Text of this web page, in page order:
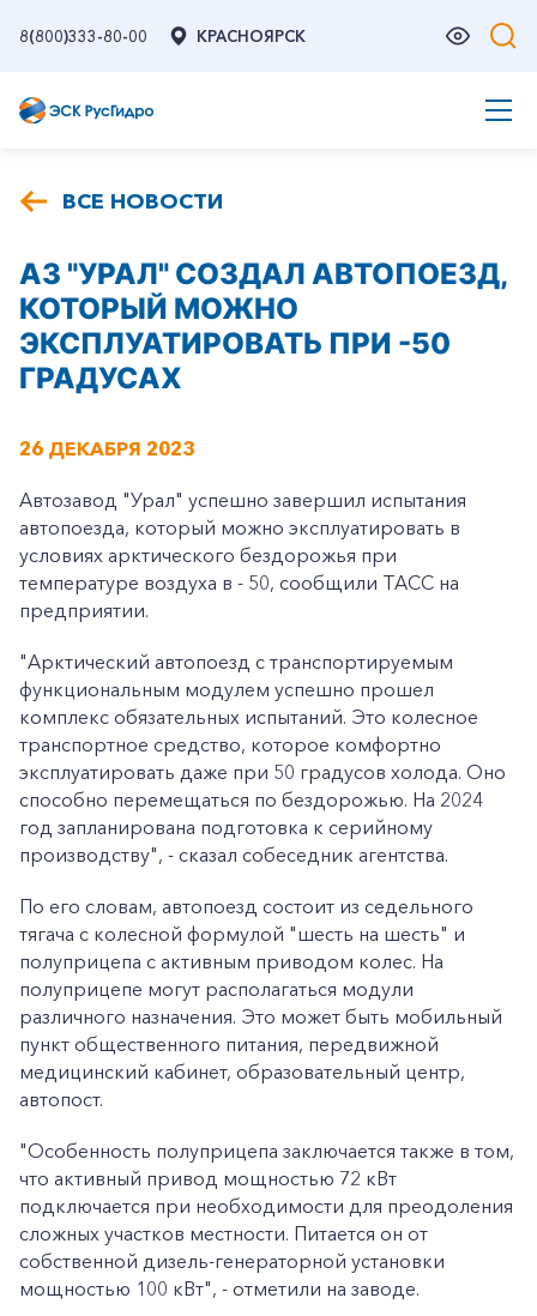
8(800)333-80-00 КРАСНОЯРСК
ВСЕ НОВОСТИ
АЗ "УРАЛ" СОЗДАЛ АВТОПОЕЗД,
КОТОРЫЙ МОЖНО
ЭКСПЛУАТИРОВАТЬ ПРИ -50
ГРАДУСАХ
26 ДЕКАБРЯ 2023
Автозавод "Урал" успешно завершил испытания
автопоезда, который можно эксплуатировать в
условиях арктического бездорожья при
температуре воздуха в - 50, сообщили ТАСС на
предприятии.
"Арктический автопоезд с транспортируемым
функциональным модулем успешно прошел
комплекс обязательных испытаний. Это колесное
транспортное средство, которое комфортно
эксплуатировать даже при 50 градусов холода. Оно
способно перемещаться по бездорожью. На 2024
год запланирована подготовка к серийному
производству", - сказал собеседник агентства.
По его словам, автопоезд состоит из седельного
тягача с колесной формулой "шесть на шесть" и
полуприцепа с активным приводом колес. На
полуприцепе могут располагаться модули
различного назначения. Это может быть мобильный
пункт общественного питания, передвижной
медицинский кабинет, образовательный центр,
автопост.
"Особенность полуприцепа заключается также в том,
что активный привод мощностью 72 кВт
подключается при необходимости для преодоления
сложных участков местности. Питается он от
собственной дизель-генераторной установки
мощностью 100 кВт", - отметили на заводе.